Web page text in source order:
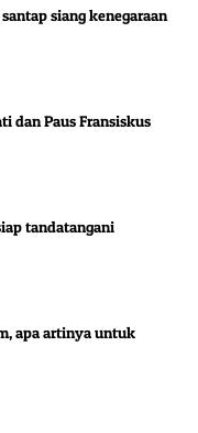
siang kenegaraan
dan Paus Fransiskus
tandatangani
apa artinya untuk